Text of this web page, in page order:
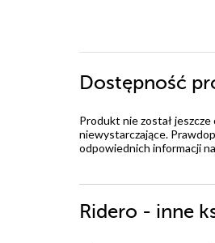
Dostępność
Produkt nie został
niewystarczające.
odpowiednich informacji
Ridero - inne